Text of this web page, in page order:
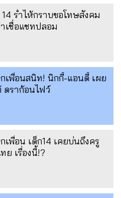
ร่ำไห้กราบขอโทษสังคม
เชื่อแชทปลอม
เพื่อนสนิท! นิกกี้-แอนดี้ เผย
ดราก้อนไฟว์
เพื่อน เด็ก14 เคยบ่นถึงครู
ย เรื่องนี้!?